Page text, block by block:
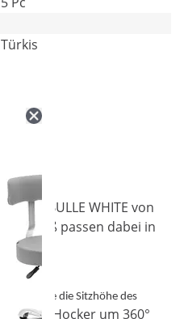
Türkis
BULLE WHITE von
Weiß passen dabei in
Sie die Sitzhöhe des
den Hocker um 360°